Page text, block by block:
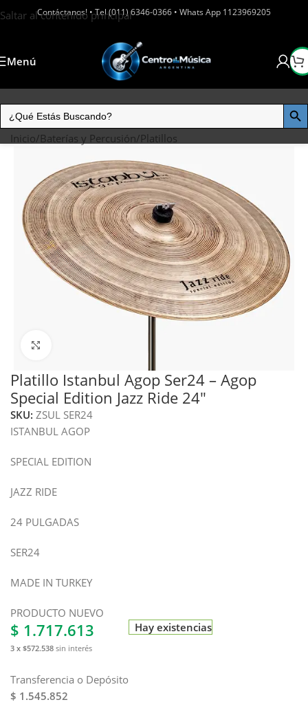
Saltar al contenido principal
Contáctanos! • Tel (011) 6346-0366 • Whats App 1123969205
Menú
Inicio/Baterías y Percusión/Platillos
Platillo Istanbul Agop Ser24 – Agop
Special Edition Jazz Ride 24″
SKU: ZSUL SER24
ISTANBUL AGOP
SPECIAL EDITION
JAZZ RIDE
24 PULGADAS
SER24
MADE IN TURKEY
PRODUCTO NUEVO
$ 1.717.613
3 x $572.538 sin interés
Transferencia o Depósito
$ 1.545.852
Hay existencias